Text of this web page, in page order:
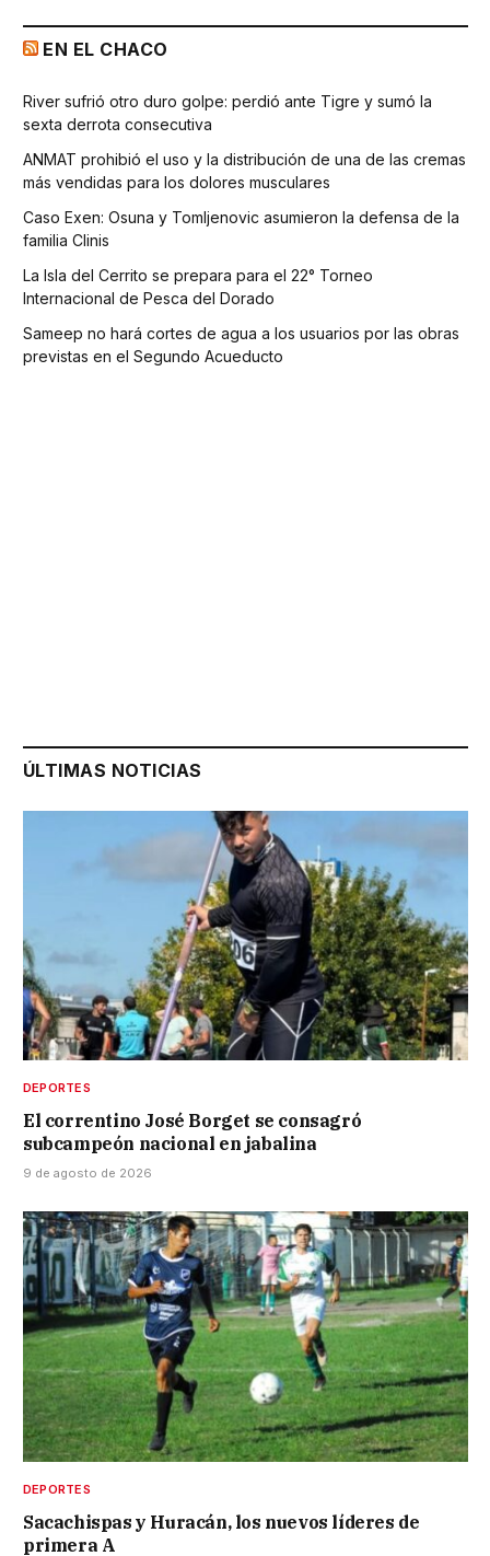
EN EL CHACO
River sufrió otro duro golpe: perdió ante Tigre y sumó la
sexta derrota consecutiva
ANMAT prohibió el uso y la distribución de una de las cremas
más vendidas para los dolores musculares
Caso Exen: Osuna y Tomljenovic asumieron la defensa de la
familia Clinis
La Isla del Cerrito se prepara para el 22° Torneo
Internacional de Pesca del Dorado
Sameep no hará cortes de agua a los usuarios por las obras
previstas en el Segundo Acueducto
ÚLTIMAS NOTICIAS
DEPORTES
El correntino José Borget se consagró
subcampeón nacional en jabalina
9 de agosto de 2026
DEPORTES
Sacachispas y Huracán, los nuevos líderes de
primera A